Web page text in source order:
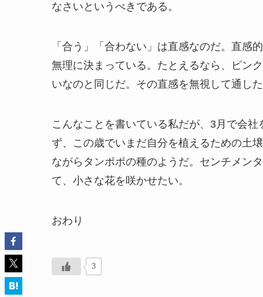
なさいというべきである。
「合う」「合わない」は直感なのだ。直感
無理に決まっている。たとえるなら、ピン
いなのと同じだ。その直感を無視して通し
こんなことを書いている私だが、3月で会
ず、この歳でいまだ自分を植えるための土
ながらタンポポの種のようだ。センチメン
て、小さな花を咲かせたい。
おわり
3